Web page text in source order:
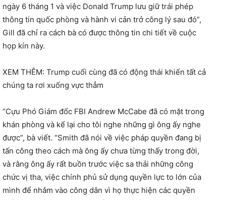
ngày 6 tháng 1 và việc Donald Trump lưu giữ trái phép
thông tin quốc phòng và hành vi cản trở công lý sau đó”,
Gill đã chỉ ra cách bà có được thông tin chi tiết về cuộc
họp kín này.
XEM THÊM: Trump cuối cùng đã có động thái khiến tất cả
chúng ta rơi xuống vực thẳm
“Cựu Phó Giám đốc FBI Andrew McCabe đã có mặt trong
khán phòng và kể lại cho tôi nghe những gì ông ấy nghe
được”, bà viết. “Smith đã nói về việc pháp quyền đang bị
tấn công theo cách mà ông ấy chưa từng thấy trong đời,
và rằng ông ấy rất buồn trước việc sa thải những công
chức vị tha, việc chính phủ sử dụng quyền lực to lớn của
mình để nhắm vào công dân vì họ thực hiện các quyền